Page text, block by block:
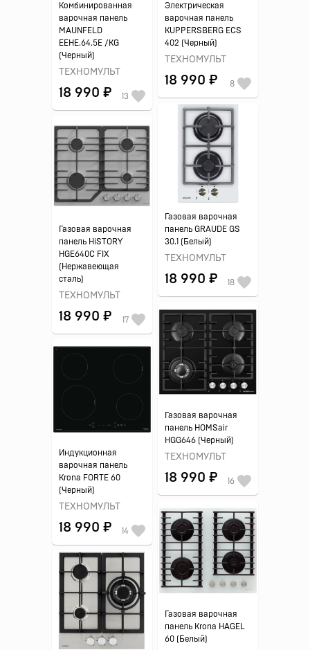
Комбинированная
варочная панель
MAUNFELD
EEHE.64.5E /KG
(Черный)
ТЕХНОМУЛЬТ
18 990 ₽ 13
Электрическая
варочная панель
KUPPERSBERG ECS
402 (Черный)
ТЕХНОМУЛЬТ
18 990 ₽ 8
Газовая варочная
панель GRAUDE GS
30.1 (Белый)
ТЕХНОМУЛЬТ
18 990 ₽ 18
Газовая варочная
панель HiSTORY
HGE640C FIX
(Нержавеющая
сталь)
ТЕХНОМУЛЬТ
18 990 ₽ 17
Газовая варочная
панель HOMSair
HGG646 (Черный)
ТЕХНОМУЛЬТ
18 990 ₽ 16
Индукционная
варочная панель
Krona FORTE 60
(Черный)
ТЕХНОМУЛЬТ
18 990 ₽ 14
Газовая варочная
панель Krona HAGEL
60 (Белый)